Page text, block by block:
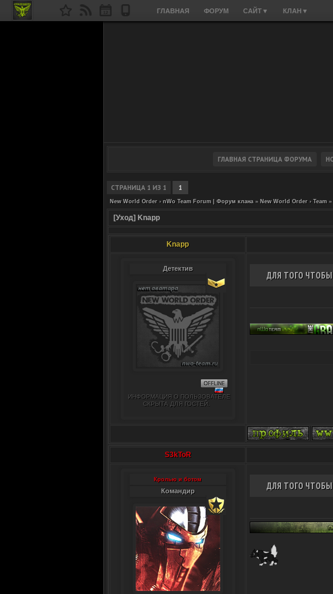
ГЛАВНАЯ ФОРУМ САЙТ▼ КЛАН ▼
СТРАНИЦА 1 ИЗ 1 1
New World Order › nWo Team Forum | Форум клана » New World Order › Team »
[Уход] Knapp
Knapp
Детектив
ИНФОРМАЦИЯ О ПОЛЬЗОВАТЕЛЕ
СКРЫТА ДЛЯ ГОСТЕЙ.
ДЛЯ ТОГО ЧТОБЫ
S3kToR
Кролью и ботом
Командир ДЛЯ ТОГО ЧТОБЫ